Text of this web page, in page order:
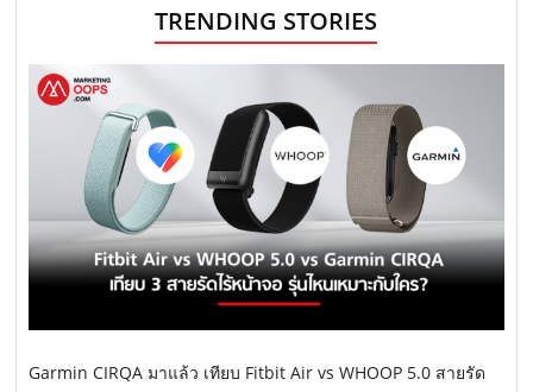
TRENDING STORIES
Garmin CIRQA มาแล้ว เทียบ Fitbit Air vs WHOOP 5.0 สายรัด